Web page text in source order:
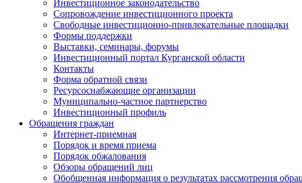
Инвестиционное законодательство
Сопровождение инвестиционного проекта
Свободные инвестиционно-привлекательные площадки
Формы поддержки
Выставки, семинары, форумы
Инвестиционный портал Курганской области
Контакты
Форма обратной связи
Ресурсоснабжающие организации
Муниципально-частное партнерство
Инвестиционный профиль
Обращения граждан
Интернет-приемная
Порядок и время приема
Порядок обжалования
Обзоры обращений лиц
Обобщенная информация о результатах рассмотрения